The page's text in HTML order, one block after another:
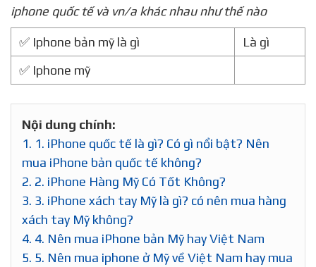
iphone quốc tế và vn/a khác nhau như thế nào
✅ Iphone bản mỹ là gì
Là gì
✅ Iphone mỹ
Nội dung chính:
1. 1. iPhone quốc tế là gì? Có gì nổi bật? Nên
mua iPhone bản quốc tế không?
2. 2. iPhone Hàng Mỹ Có Tốt Không?
3. 3. iPhone xách tay Mỹ là gì? có nên mua hàng
xách tay Mỹ không?
4. 4. Nên mua iPhone bản Mỹ hay Việt Nam
5. 5. Nên mua iphone ở Mỹ về Việt Nam hay mua